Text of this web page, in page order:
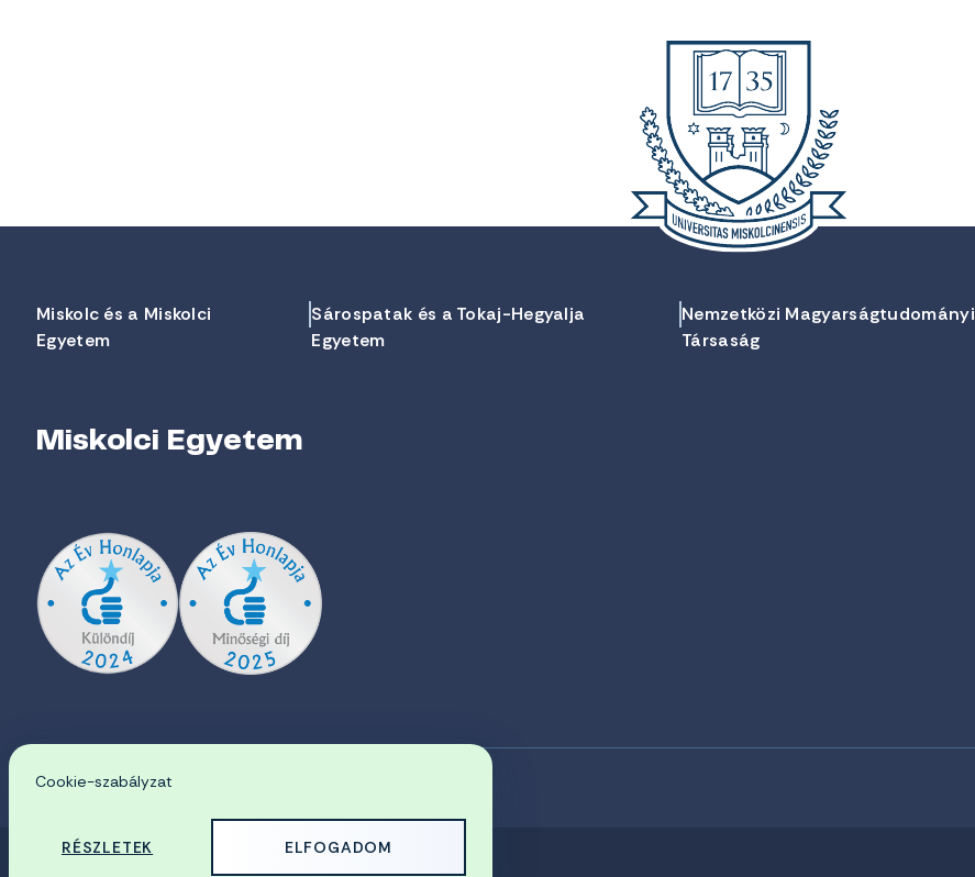
Miskolc és a Miskolci
Egyetem
Sárospatak és a Tokaj-Hegyalja
Egyetem
Nemzetközi Magyarságtudományi
Társaság
Miskolci Egyetem
EN
Cookie-szabályzat
RÉSZLETEK ELFOGADOM